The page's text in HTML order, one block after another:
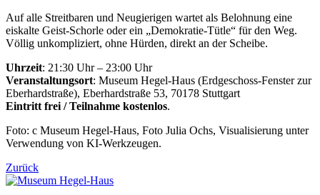
Auf alle Streitbaren und Neugierigen wartet als Belohnung eine
eiskalte Geist-Schorle oder ein „Demokratie-Tütle“ für den Weg.
Völlig unkompliziert, ohne Hürden, direkt an der Scheibe.
Uhrzeit: 21:30 Uhr – 23:00 Uhr
Veranstaltungsort: Museum Hegel-Haus (Erdgeschoss-Fenster zur
Eberhardstraße), Eberhardstraße 53, 70178 Stuttgart
Eintritt frei / Teilnahme kostenlos.
Foto: c Museum Hegel-Haus, Foto Julia Ochs, Visualisierung unter
Verwendung von KI-Werkzeugen.
Zurück